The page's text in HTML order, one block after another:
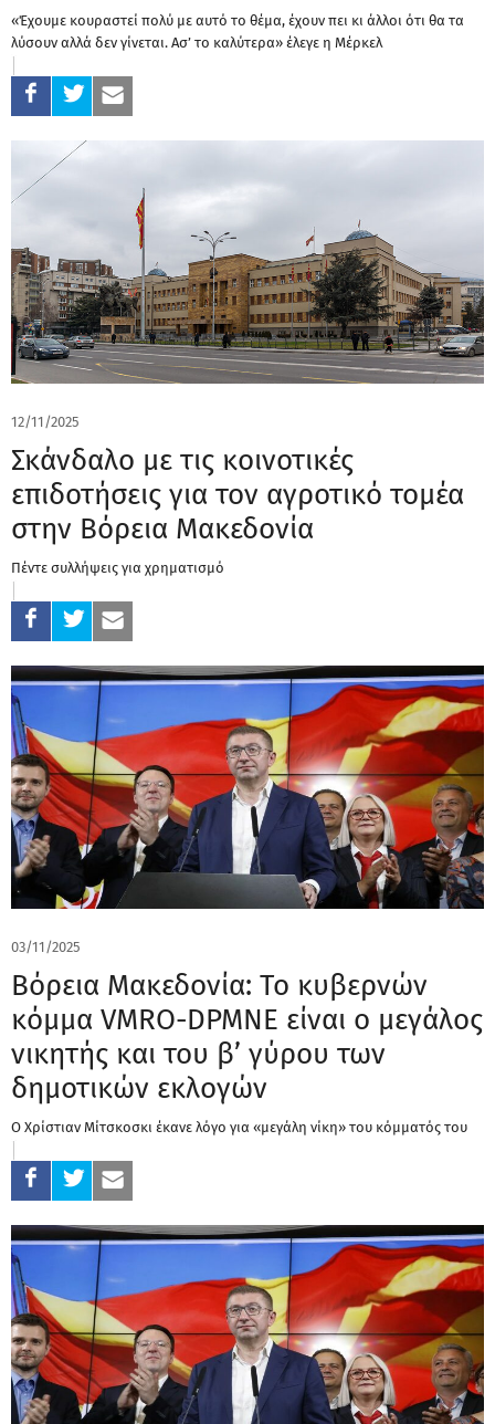
«Έχουμε κουραστεί πολύ με αυτό το θέμα, έχουν πει κι άλλοι ότι θα τα
λύσουν αλλά δεν γίνεται. Ασ’ το καλύτερα» έλεγε η Μέρκελ
12/11/2025
Σκάνδαλο με τις κοινοτικές
επιδοτήσεις για τον αγροτικό τομέα
στην Βόρεια Μακεδονία
Πέντε συλλήψεις για χρηματισμό
03/11/2025
Βόρεια Μακεδονία: Το κυβερνών
κόμμα VMRO-DPMNE είναι ο μεγάλος
νικητής και του β’ γύρου των
δημοτικών εκλογών
Ο Χρίστιαν Μίτσκοσκι έκανε λόγο για «μεγάλη νίκη» του κόμματός του